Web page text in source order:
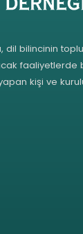
dil bilincinin
faaliyetlerde
kişi ve